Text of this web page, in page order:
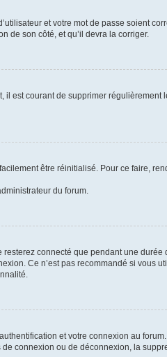
et votre mot de passe soient
de son côté, et qu’il devra la corriger.
il est courant de supprimer
être réinitialisé. Pour ce faire,
du forum.
resterez connecté que pendant une
Ce n’est pas recommandé si vous
et votre connexion au
connexion ou de déconnexion, la